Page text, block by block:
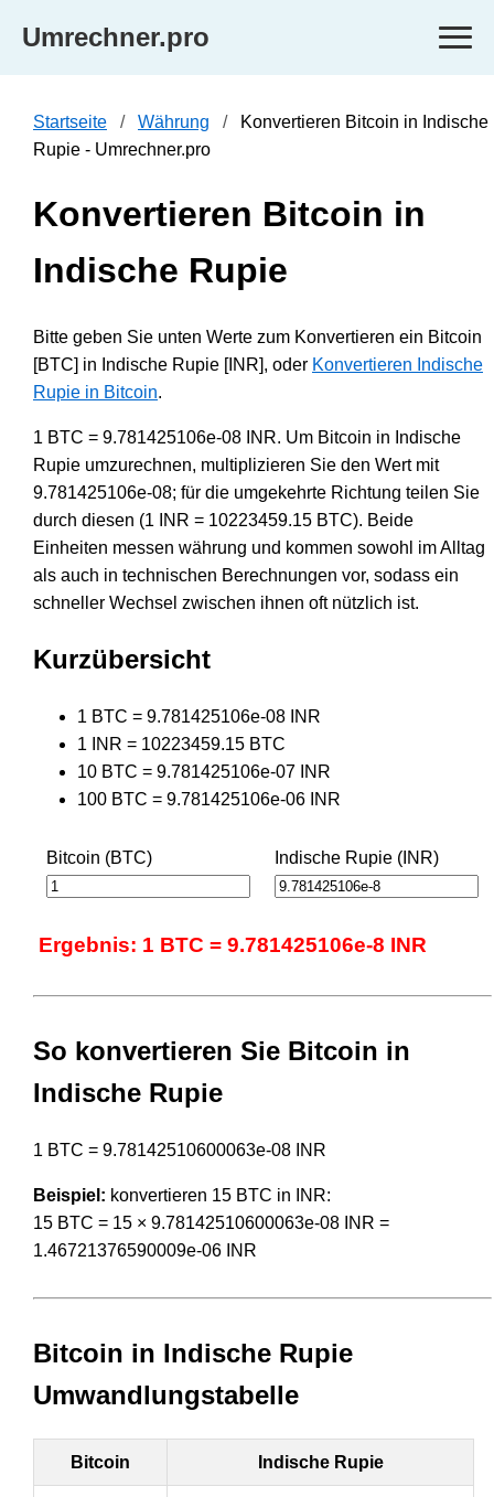
Umrechner.pro
Startseite Währung
Konvertieren Bitcoin in Indische
Rupie - Umrechner.pro
Konvertieren Bitcoin in
Indische Rupie
Bitte geben Sie unten Werte zum Konvertieren ein Bitcoin
[BTC] in Indische Rupie [INR], oder Konvertieren Indische
Rupie in Bitcoin.
1 BTC = 9.781425106e-08 INR. Um Bitcoin in Indische
Rupie umzurechnen, multiplizieren Sie den Wert mit
9.781425106e-08; für die umgekehrte Richtung teilen Sie
durch diesen (1 INR = 10223459.15 BTC). Beide
Einheiten messen währung und kommen sowohl im Alltag
als auch in technischen Berechnungen vor, sodass ein
schneller Wechsel zwischen ihnen oft nützlich ist.
Kurzübersicht
1 BTC = 9.781425106e-08 INR
1 INR = 10223459.15 BTC
10 BTC = 9.781425106e-07 INR
100 BTC = 9.781425106e-06 INR
Bitcoin (BTC) Indische Rupie (INR)
Ergebnis: 1 BTC = 9.781425106e-8 INR
So konvertieren Sie Bitcoin in
Indische Rupie
1 BTC = 9.78142510600063e-08 INR
Beispiel: konvertieren 15 BTC in INR:
15 BTC = 15 × 9.78142510600063e-08 INR =
1.46721376590009e-06 INR
Bitcoin in Indische Rupie
Umwandlungstabelle
Bitcoin Indische Rupie